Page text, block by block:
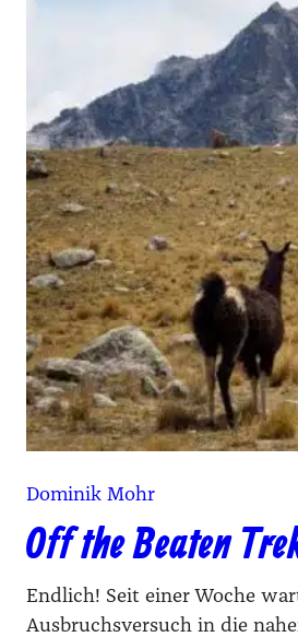
Dominik Mohr
Off the Beaten
Endlich! Seit einer Woche
Ausbruchsversuch in die